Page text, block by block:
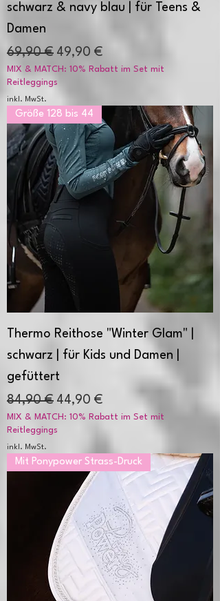
schwarz & navy blau | für Teens &
Damen
Standardpreis
69,90 € Sale-Preis
49,90 €
MIX & MATCH: 10% Rabatt im Set mit
Reitleggings
inkl. MwSt.
Größe 128 bis 44
Thermo Reithose "Winter Glam" |
schwarz | für Kids und Damen |
gefüttert
Standardpreis
84,90 € Sale-Preis
44,90 €
MIX & MATCH: 10% Rabatt im Set mit
Reitleggings
inkl. MwSt.
Mit Ponypower Strass-Druck